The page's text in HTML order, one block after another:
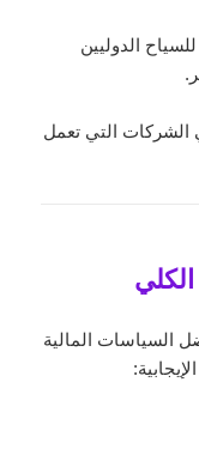
الدوليين
الشركات التي تعمل
السياسات المالية